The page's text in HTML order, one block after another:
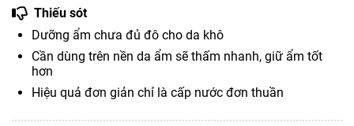
Thiếu sót
Dưỡng ẩm chưa đủ đô cho da khô
Cần dùng trên nền da ẩm sẽ thấm nhanh, giữ ẩm tốt
hơn
Hiệu quả đơn giản chỉ là cấp nước đơn thuần